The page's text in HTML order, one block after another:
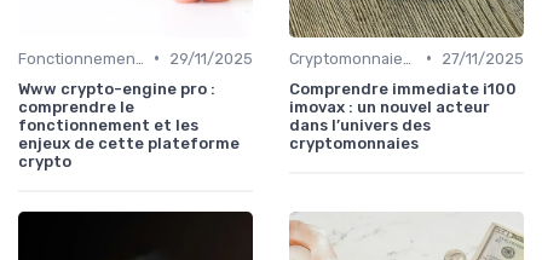
•
29/11/2025
Www crypto-engine pro :
comprendre le
fonctionnement et les
enjeux de cette plateforme
crypto
•
27/11/2025
Comprendre immediate i100
imovax : un nouvel acteur
dans l’univers des
cryptomonnaies